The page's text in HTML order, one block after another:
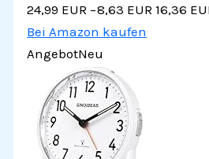
24,99 EUR −8,63 EUR 16,36
Bei Amazon kaufen
AngebotNeu